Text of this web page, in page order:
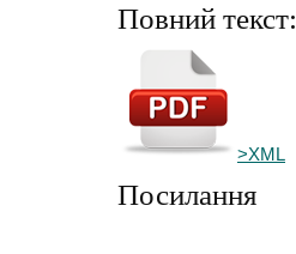
Повний текст:
>XML
Посилання